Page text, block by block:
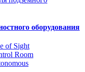
оборудования
of Sight
Room